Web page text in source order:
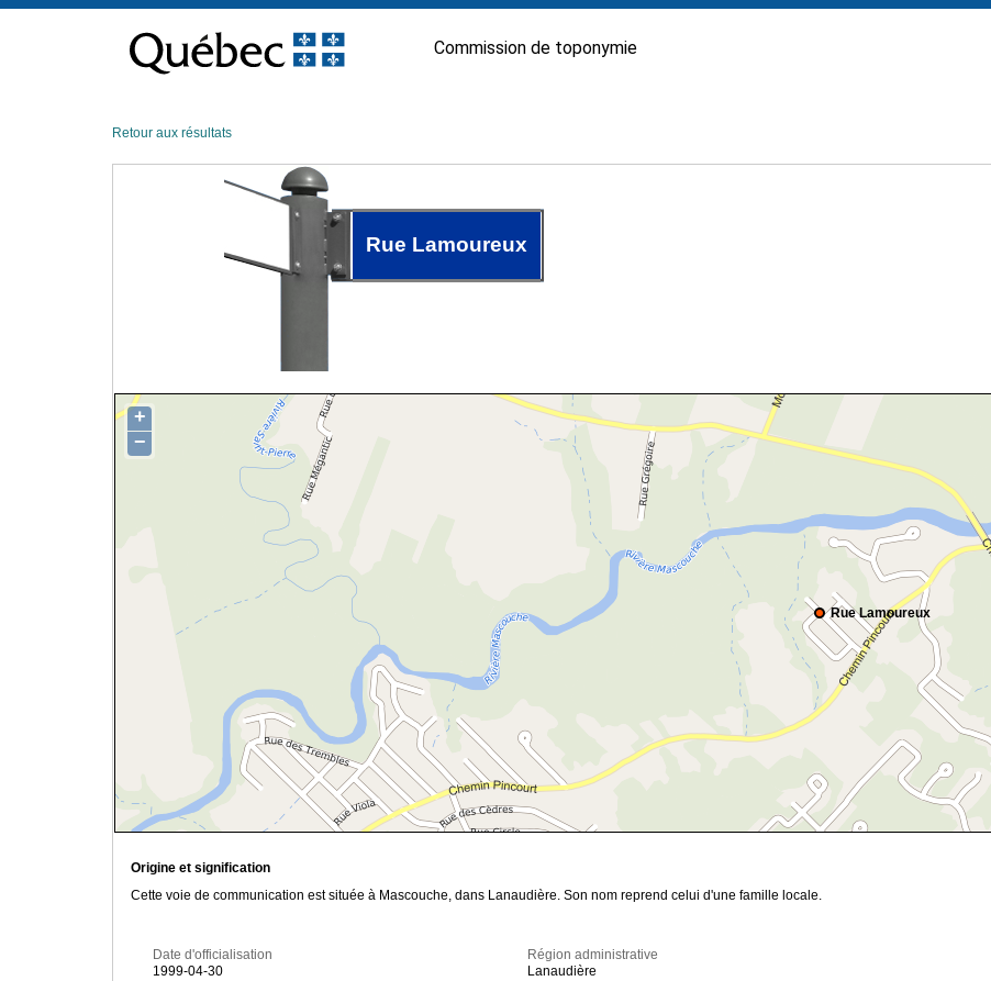
contenu
Commission de toponymie
Retour aux résultats
Rue Lamoureux
Rue Lamoureux
+
−
Origine et signification
Cette voie de communication est située à Mascouche, dans Lanaudière. Son nom reprend celui d'une famille locale.
Date d'officialisation
1999-04-30
Région administrative
Lanaudière